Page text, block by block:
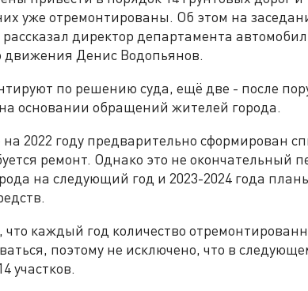
уже отремонтированы. Об этом на
директор департамента
движения Денис Водопьянов.
по решению суда, ещё две - после
основании обращений жителей города.
2022 году предварительно сформирован
ремонт. Однако это не окончательный
на следующий год и 2023-2024 года
каждый год количество
поэтому не исключено, что в
участков.